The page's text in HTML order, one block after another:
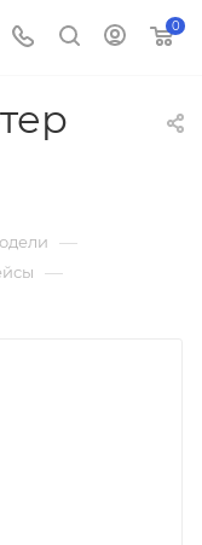
0
—
—